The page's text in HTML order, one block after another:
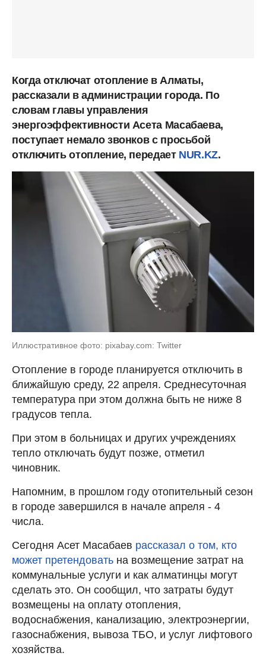
Когда отключат отопление в Алматы,
рассказали в администрации города. По
словам главы управления
энергоэффективности Асета Масабаева,
поступает немало звонков с просьбой
отключить отопление, передает NUR.KZ.
Иллюстративное фото: pixabay.com: Twitter
Отопление в городе планируется отключить в
ближайшую среду, 22 апреля. Среднесуточная
температура при этом должна быть не ниже 8
градусов тепла.
При этом в больницах и других учреждениях
тепло отключать будут позже, отметил
чиновник.
Напомним, в прошлом году отопительный сезон
в городе завершился в начале апреля - 4
числа.
Сегодня Асет Масабаев рассказал о том, кто
может претендовать на возмещение затрат на
коммунальные услуги и как алматинцы могут
сделать это. Он сообщил, что затраты будут
возмещены на оплату отопления,
водоснабжения, канализацию, электроэнергии,
газоснабжения, вывоза ТБО, и услуг лифтового
хозяйства.